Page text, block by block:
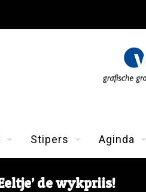
Stipers Aginda
de wykpriis!